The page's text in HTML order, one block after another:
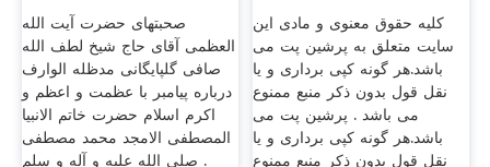
صحبتهای حضرت آیت الله
العظمی آقای حاج شیخ لطف الله
صافی گلپایگانی مدظله الوارف
درباره پیامبر با عظمت و اعظم و
اکرم اسلام حضرت خاتم الانبیا
المصطفی الامجد محمد مصطفی
صلی الله علیه و آله و سلم .
کلیه حقوق معنوی و مادی این
سایت متعلق به پرشین پت می
باشد.هر گونه کپی برداری و یا
نقل قول بدون ذکر منبع ممنوع
می باشد . پرشین پت می
باشد.هر گونه کپی برداری و یا
نقل قول بدون ذکر منبع ممنوع